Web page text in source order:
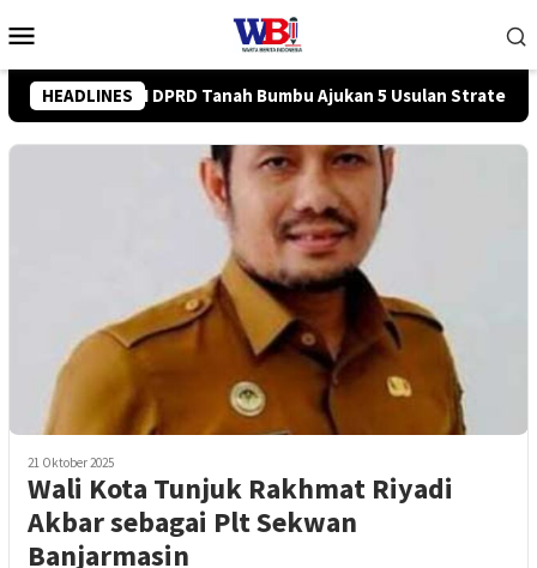
ke
Mobile
HEADLINES
Strategis ke BPJN Tingkatkan Kompetensi Karyawan,
21 Oktober 2025
Wali Kota Tunjuk Rakhmat Riyadi
Akbar sebagai Plt Sekwan
Banjarmasin